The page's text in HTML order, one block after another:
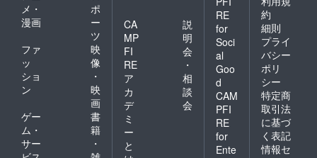
メ・
漫画
ポ
ー
ツ
ファ
ッ
ショ
ン
映
像
・
映
画
ゲー
ム・
サー
書
籍
・
CA
MP
FI
RE
ア
カ
デ
ミ
ー
と
説
明
会
・
相
談
会
RE
for
Soci
al
Goo
d
CAM
PFI
RE
for
Ente
約
細則
プライ
バシー
ポリ
シー
特定商
取引法
に基づ
く表記
情報セ